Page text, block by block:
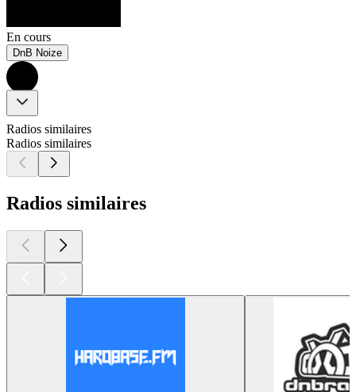
En cours
DnB Noize
Radios similaires
Radios similaires
Radios similaires